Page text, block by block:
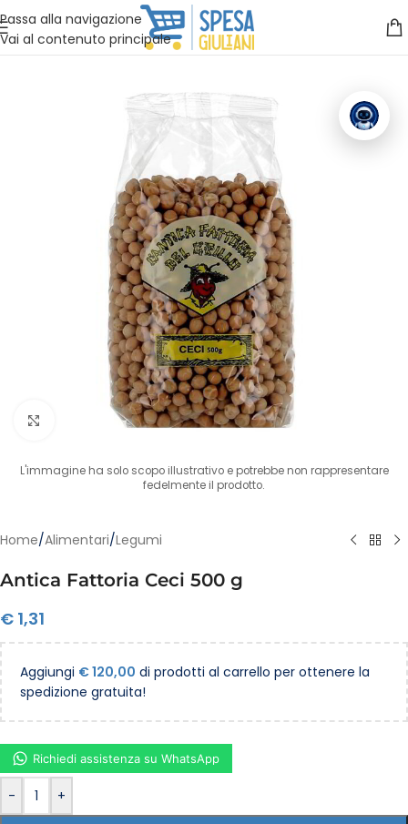
Passa alla navigazione
Vai al contenuto principale
Vuoi assistenza?Clicca qui e ti richiamiamo noi
Clicca per ingrandire
L'immagine ha solo scopo illustrativo e potrebbe non rappresentare
fedelmente il prodotto.
Home/Alimentari/Legumi
Antica Fattoria Ceci 500 g
€ 1,31
Aggiungi €120,00 di prodotti al carrello per ottenere la
spedizione gratuita!
- +
Richiedi assistenza su WhatsApp